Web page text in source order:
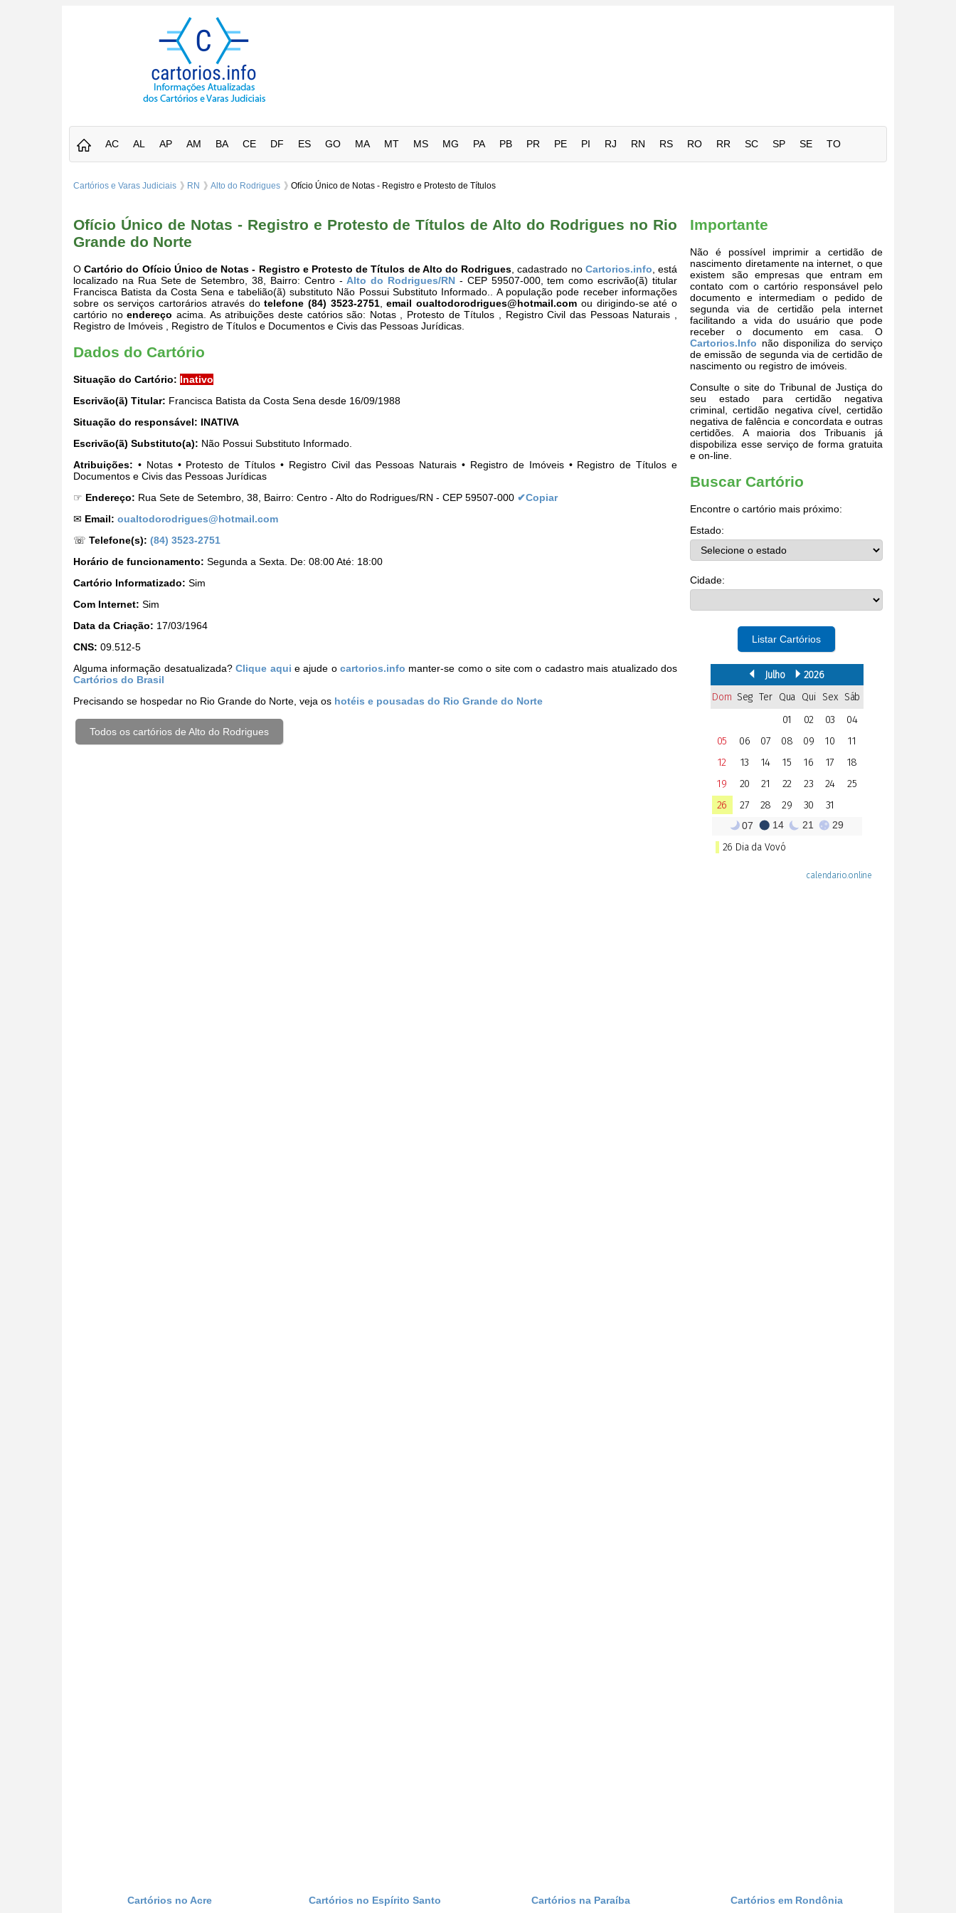
AC AL AP AM BA CE DF ES GO MA MT MS MG PA PB PR PE PI RJ RN RS RO RR SC SP SE TO
Cartórios e Varas Judiciais RN Alto do Rodrigues Ofício Único de Notas - Registro e Protesto de Títulos
Ofício Único de Notas - Registro e Protesto de Títulos de Alto do Rodrigues no Rio
Grande do Norte
OCartório do Ofício Único de Notas - Registro e Protesto de Títulos de Alto do Rodrigues , cadastrado no Cartorios.info , está
localizado na Rua Sete de Setembro, 38, Bairro: Centro - Alto do Rodrigues/RN - CEP 59507-000, tem como escrivão(ã) titular
Francisca Batista da Costa Sena e tabelião(ã) substituto Não Possui Substituto Informado.. A população pode receber informações
sobre os serviços cartorários através dotelefone (84) 3523-2751,emailoualtodorodrigues@hotmail.com ou dirigindo-se até o
cartório noendereço acima. As atribuições deste catórios são: Notas , Protesto de Títulos , Registro Civil das Pessoas Naturais ,
Registro de Imóveis , Registro de Títulos e Documentos e Civis das Pessoas Jurídicas.
Dados do Cartório
Situação do Cartório: Inativo
Escrivão(ã) Titular: Francisca Batista da Costa Sena desde 16/09/1988
Situação do responsável: INATIVA
Escrivão(ã) Substituto(a): Não Possui Substituto Informado.
Atribuições: • Notas • Protesto de Títulos • Registro Civil das Pessoas Naturais • Registro de Imóveis • Registro de Títulos e
Documentos e Civis das Pessoas Jurídicas
☞ Endereço: Rua Sete de Setembro, 38, Bairro: Centro - Alto do Rodrigues/RN - CEP 59507-000 ✔Copiar
✉ Email: oualtodorodrigues@hotmail.com
☏ Telefone(s): (84) 3523-2751
Horário de funcionamento: Segunda a Sexta. De: 08:00 Até: 18:00
Cartório Informatizado: Sim
Com Internet: Sim
Data da Criação: 17/03/1964
CNS: 09.512-5
Alguma informação desatualizada?Clique aqui e ajude ocartorios.info manter-se como o site com o cadastro mais atualizado dos
Cartórios do Brasil
Precisando se hospedar no Rio Grande do Norte, veja os hotéis e pousadas do Rio Grande do Norte
Todos os cartórios de Alto do Rodrigues
Importante
Não é possível imprimir a certidão de
nascimento diretamente na internet, o que
existem são empresas que entram em
contato com o cartório responsável pelo
documento e intermediam o pedido de
segunda via de certidão pela internet
facilitando a vida do usuário que pode
receber o documento em casa. O
Cartorios.Info não disponiliza do serviço
de emissão de segunda via de certidão de
nascimento ou registro de imóveis.
Consulte o site do Tribunal de Justiça do
seu estado para certidão negativa
criminal, certidão negativa cível, certidão
negativa de falência e concordata e outras
certidões. A maioria dos Tribuanis já
dispobiliza esse serviço de forma gratuita
e on-line.
Buscar Cartório
Encontre o cartório mais próximo:
Estado:
Cidade:
Listar Cartórios
Cartórios no Acre Cartórios no Espírito Santo Cartórios na Paraíba Cartórios em Rondônia